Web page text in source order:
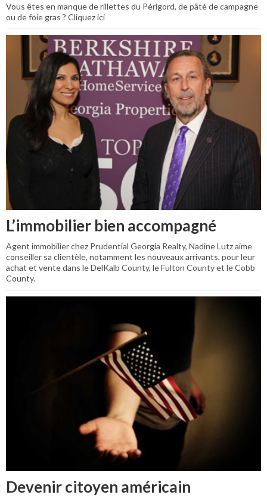
Vous êtes en manque de rillettes du Périgord, de pâté de campagne
ou de foie gras ? Cliquez ici
L’immobilier bien accompagné
Agent immobilier chez Prudential Georgia Realty, Nadine Lutz aime
conseiller sa clientèle, notamment les nouveaux arrivants, pour leur
achat et vente dans le DelKalb County, le Fulton County et le Cobb
County.
Devenir citoyen américain